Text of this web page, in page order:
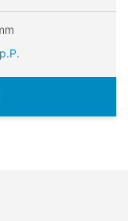
Hamburg
p.P.